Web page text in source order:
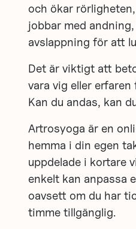
och ökar
jobbar med
avslappning för att
Det är viktigt att
vara vig eller
Kan du andas, kan
Artrosyoga är en
hemma i din egen
uppdelade i kortare
enkelt kan anpassa
oavsett om du har
timme tillgänglig.